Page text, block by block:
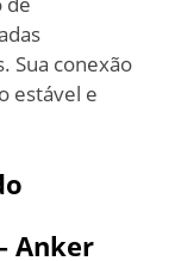
Sua conexão
estável e
Anker